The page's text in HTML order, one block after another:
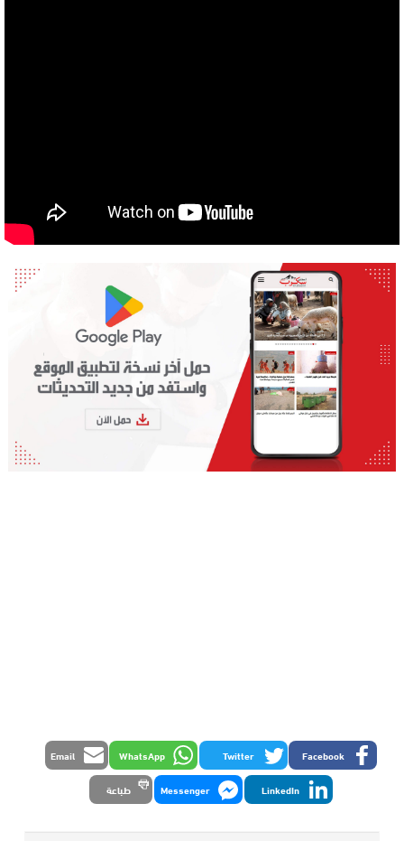
Facebook
Twitter
WhatsApp
Email
LinkedIn
Messenger طباعة